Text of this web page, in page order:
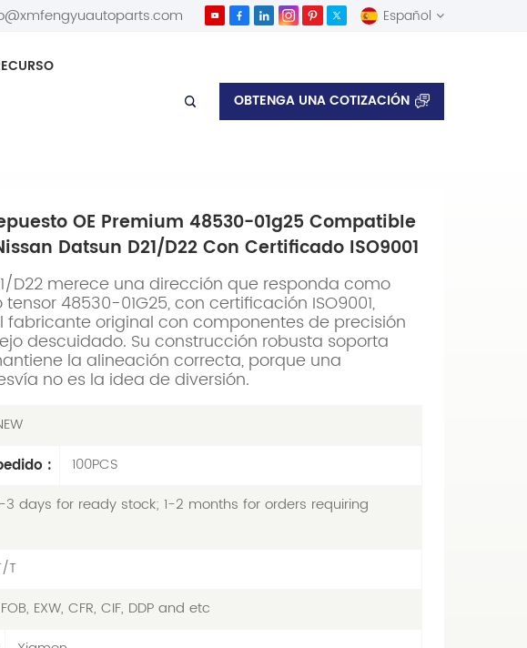
Español
English
OBTENGA UNA COTIZACIÓN
camionetas Nissan Datsun D21/D22 con certificado ISO9001
OE Premium 48530-01g25 Compatible
Datsun D21/D22 Con Certificado ISO9001
D22 merece una dirección que responda como
48530-01G25, con certificación ISO9001,
original con componentes de precisión
descuidado. Su construcción robusta soporta
la alineación correcta, porque una
no es la idea de diversión.
:
100PCS
3 days for ready stock; 1-2 months for orders requiring
T
FOB, EXW, CFR, CIF, DDP and etc